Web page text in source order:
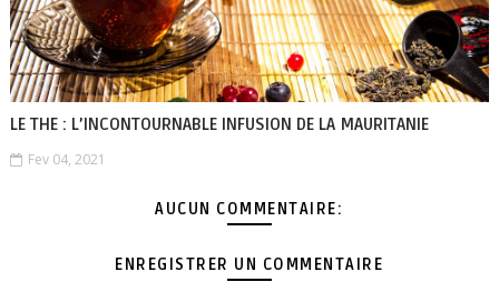
LE THE : L’INCONTOURNABLE INFUSION DE LA MAURITANIE
Fev 04, 2021
AUCUN COMMENTAIRE:
ENREGISTRER UN COMMENTAIRE